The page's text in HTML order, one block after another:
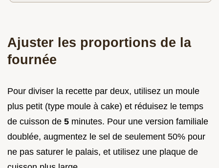
Ajuster les proportions de la
fournée
Pour diviser la recette par deux, utilisez un moule
plus petit (type moule à cake) et réduisez le temps
de cuisson de 5 minutes. Pour une version familiale
doublée, augmentez le sel de seulement 50% pour
ne pas saturer le palais, et utilisez une plaque de